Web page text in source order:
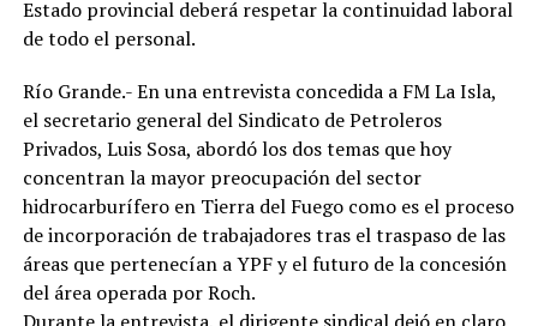
Estado provincial deberá respetar la continuidad laboral
de todo el personal.
Río Grande.- En una entrevista concedida a FM La Isla,
el secretario general del Sindicato de Petroleros
Privados, Luis Sosa, abordó los dos temas que hoy
concentran la mayor preocupación del sector
hidrocarburífero en Tierra del Fuego como es el proceso
de incorporación de trabajadores tras el traspaso de las
áreas que pertenecían a YPF y el futuro de la concesión
del área operada por Roch.